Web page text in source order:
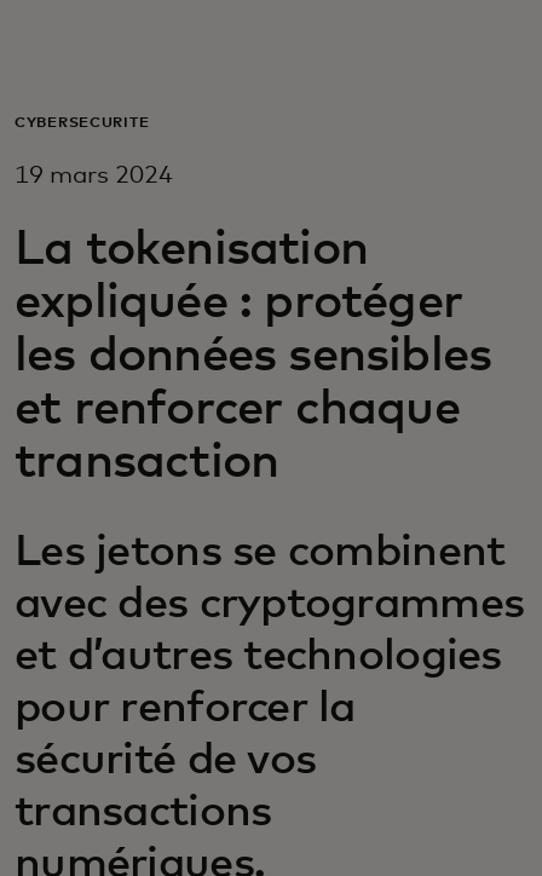
Pour les professionnels
Pour les innovateurs
Actualités et tendances
CYBERSÉCURITÉ
19 mars 2024
La tokenisation
expliquée : protéger
les données sensibles
et renforcer chaque
transaction
Les jetons se combinent
avec des cryptogrammes
et d’autres technologies
pour renforcer la
sécurité de vos
transactions
numériques.